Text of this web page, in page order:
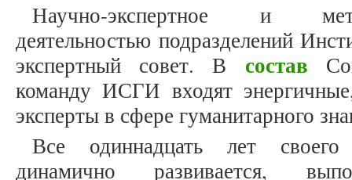
Научно-экспертное и
деятельностью подразделений
экспертный совет. В состав
команду ИСГИ входят
эксперты в сфере гуманитарного
Все одиннадцать лет своего
динамично развивается,